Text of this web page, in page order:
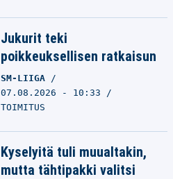
Jukurit teki
poikkeuksellisen ratkaisun
SM-LIIGA
07.08.2026 - 10:33
TOIMITUS
Kyselyitä tuli muualtakin,
mutta tähtipakki valitsi